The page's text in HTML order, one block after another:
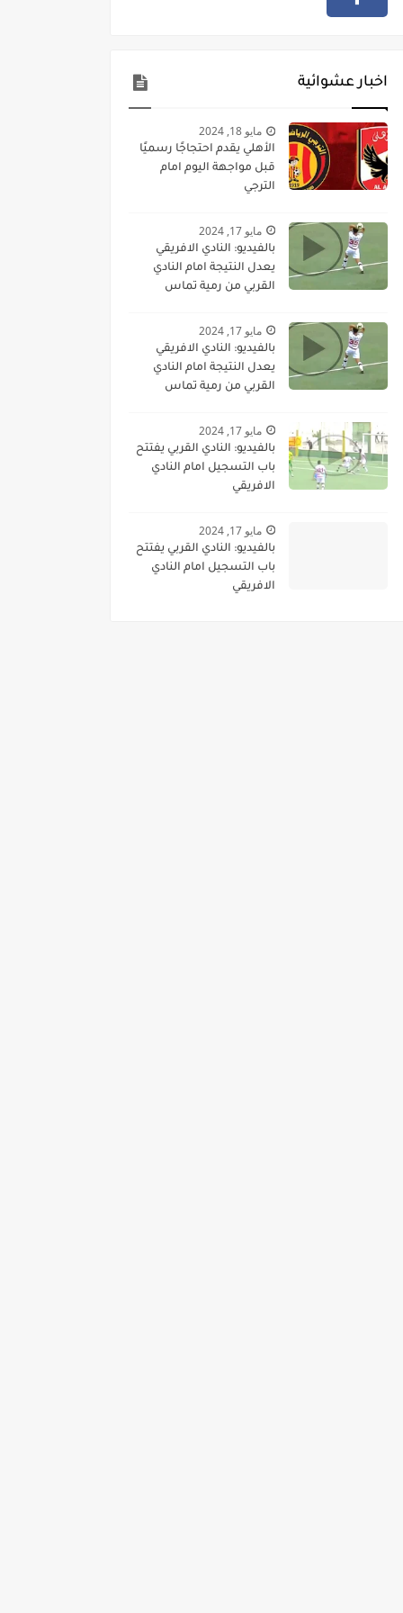
اخبار عشوائية
مايو 18, 2024
الأهلي يقدم احتجاجًا رسميًا
قبل مواجهة اليوم امام
الترجي
مايو 17, 2024
بالفيديو: النادي الافريقي
يعدل النتيجة امام النادي
القربي من رمية تماس
مايو 17, 2024
بالفيديو: النادي الافريقي
يعدل النتيجة امام النادي
القربي من رمية تماس
مايو 17, 2024
بالفيديو: النادي القربي يفتتح
باب التسجيل امام النادي
الافريقي
مايو 17, 2024
بالفيديو: النادي القربي يفتتح
باب التسجيل امام النادي
الافريقي